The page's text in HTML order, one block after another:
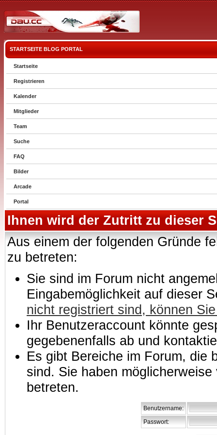
STARTSEITE BLOG PORTAL
Startseite
Registrieren
Kalender
Mitglieder
Team
Suche
FAQ
Bilder
Arcade
Portal
Ihnen wird der Zutritt zu dieser
Aus einem der folgenden Gründe
zu betreten:
Sie sind im Forum nicht
Eingabemöglichkeit auf dieser
nicht registriert sind, können
Ihr Benutzeraccount könnte
gegebenenfalls ab und
Es gibt Bereiche im Forum, die
sind. Sie haben
betreten.
Benutzername:
Passwort: